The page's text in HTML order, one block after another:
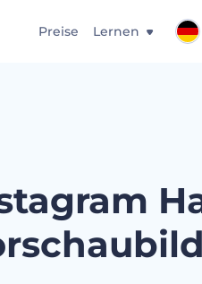
Preise Lernen